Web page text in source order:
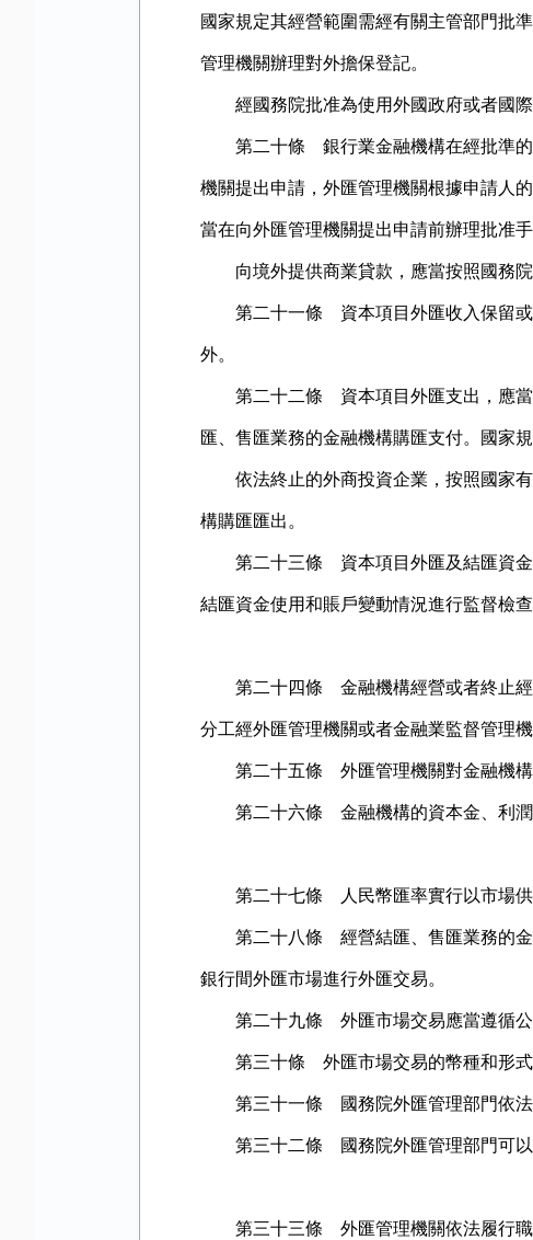
國家規定其經營範圍需經有關主管部門批
管理機關辦理對外擔保登記。
經國務院批准為使用外國政府或者國際
第二十條 銀行業金融機構在經批準的
機關提出申請，外匯管理機關根據申請人
當在向外匯管理機關提出申請前辦理批准手
向境外提供商業貸款，應當按照國務院
第二十一條 資本項目外匯收入保留或
外。
第二十二條 資本項目外匯支出，應當
匯、售匯業務的金融機構購匯支付。國家
依法終止的外商投資企業，按照國家有
構購匯匯出。
第二十三條 資本項目外匯及結匯資金，
結匯資金使用和賬戶變動情況進行監督檢查
第二十四條 金融機構經營或者終止經
分工經外匯管理機關或者金融業監督管理機
第二十五條 外匯管理機關對金融機構
第二十六條 金融機構的資本金、利潤以
第二十七條 人民幣匯率實行以市場供
第二十八條 經營結匯、售匯業務的金
銀行間外匯市場進行外匯交易。
第二十九條 外匯市場交易應當遵循公
第三十條 外匯市場交易的幣種和形式
第三十一條 國務院外匯管理部門依法
第三十二條 國務院外匯管理部門可以
第三十三條 外匯管理機關依法履行職